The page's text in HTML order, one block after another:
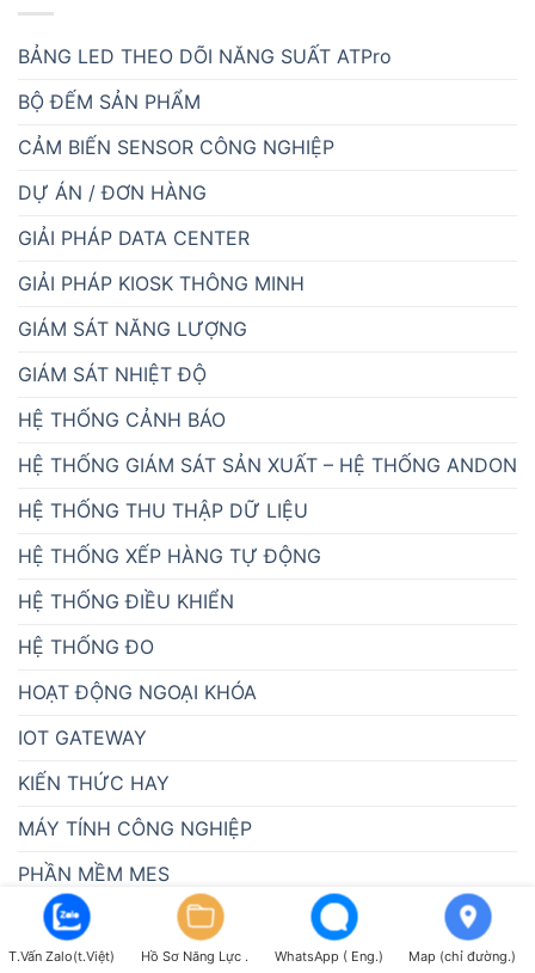
BẢNG LED THEO DÕI NĂNG SUẤT ATPro
BỘ ĐẾM SẢN PHẨM
CẢM BIẾN SENSOR CÔNG NGHIỆP
DỰ ÁN / ĐƠN HÀNG
GIẢI PHÁP DATA CENTER
GIẢI PHÁP KIOSK THÔNG MINH
GIÁM SÁT NĂNG LƯỢNG
GIÁM SÁT NHIỆT ĐỘ
HỆ THỐNG CẢNH BÁO
HỆ THỐNG GIÁM SÁT SẢN XUẤT – HỆ THỐNG ANDON
HỆ THỐNG THU THẬP DỮ LIỆU
HỆ THỐNG XẾP HÀNG TỰ ĐỘNG
HỆ THỐNG ĐIỀU KHIỂN
HỆ THỐNG ĐO
HOẠT ĐỘNG NGOẠI KHÓA
IOT GATEWAY
KIẾN THỨC HAY
MÁY TÍNH CÔNG NGHIỆP
PHẦN MỀM MES
PHẦN MỀM SCADA
PHỤC VỤ Y TẾ
T.Vấn Zalo(t.Việt) Hồ Sơ Năng Lực . WhatsApp ( Eng.) Map (chỉ đường.)